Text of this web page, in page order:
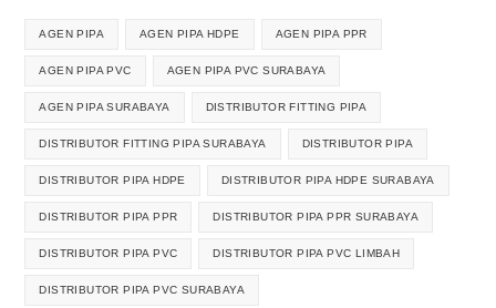
AGEN PIPA AGEN PIPA HDPE AGEN PIPA PPR
AGEN PIPA PVC AGEN PIPA PVC SURABAYA
AGEN PIPA SURABAYA DISTRIBUTOR FITTING PIPA
DISTRIBUTOR FITTING PIPA SURABAYA DISTRIBUTOR PIPA
DISTRIBUTOR PIPA HDPE DISTRIBUTOR PIPA HDPE SURABAYA
DISTRIBUTOR PIPA PPR DISTRIBUTOR PIPA PPR SURABAYA
DISTRIBUTOR PIPA PVC DISTRIBUTOR PIPA PVC LIMBAH
DISTRIBUTOR PIPA PVC SURABAYA